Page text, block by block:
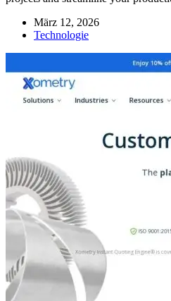
März 12, 2026
Technologie